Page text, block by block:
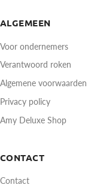
ALGEMEEN
Voor ondernemers
Verantwoord roken
Algemene voorwaarden
Privacy policy
Amy Deluxe Shop
CONTACT
Contact